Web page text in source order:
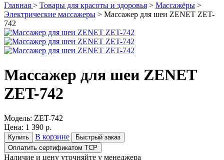
Главная > Товары для красоты и здоровья > Массажёры >
Электрические массажеры > Массажер для шеи ZENET ZET-
742
Массажер для шеи ZENET
ZET-742
Модель: ZET-742
Цена: 1 390 р.
Купить В корзине
Быстрый заказ
Оплатить сертификатом ТСР
Наличие и цену уточняйте у менеджера